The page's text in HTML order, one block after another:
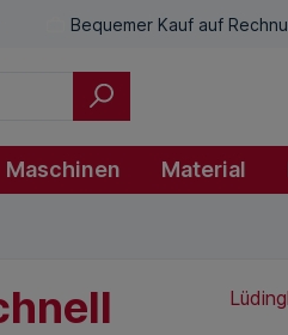
Bequemer Kauf auf
Maschinen Material